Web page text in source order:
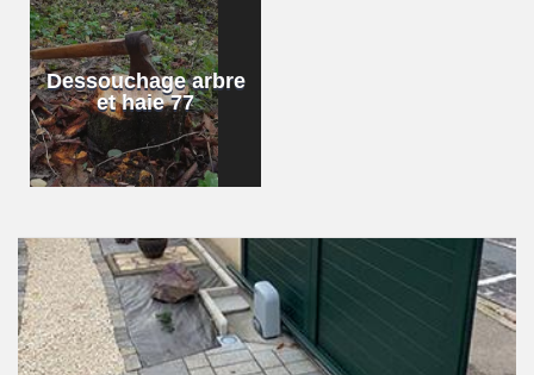
Dessouchage arbre
et haie 77